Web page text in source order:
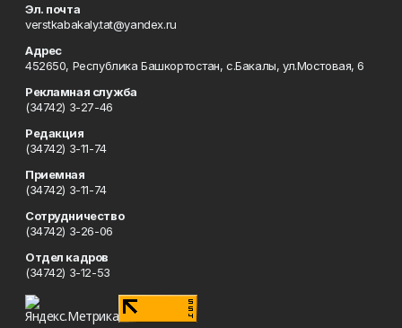
Эл. почта
verstkabakaly.tat@yandex.ru
Адрес
452650, Республика Башкортостан, с.Бакалы, ул.Мостовая, 6
Рекламная служба
(34742) 3-27-46
Редакция
(34742) 3-11-74
Приемная
(34742) 3-11-74
Сотрудничество
(34742) 3-26-06
Отдел кадров
(34742) 3-12-53